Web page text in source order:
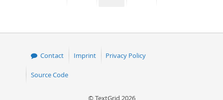
Contact Imprint Privacy Policy
Source Code
© TextGrid 2026